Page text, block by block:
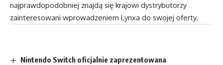
najprawdopodobniej znajdą się krajowi dystrybutorzy
zainteresowani wprowadzeniem Lynxa do swojej oferty.
Nintendo Switch oficjalnie zaprezentowana